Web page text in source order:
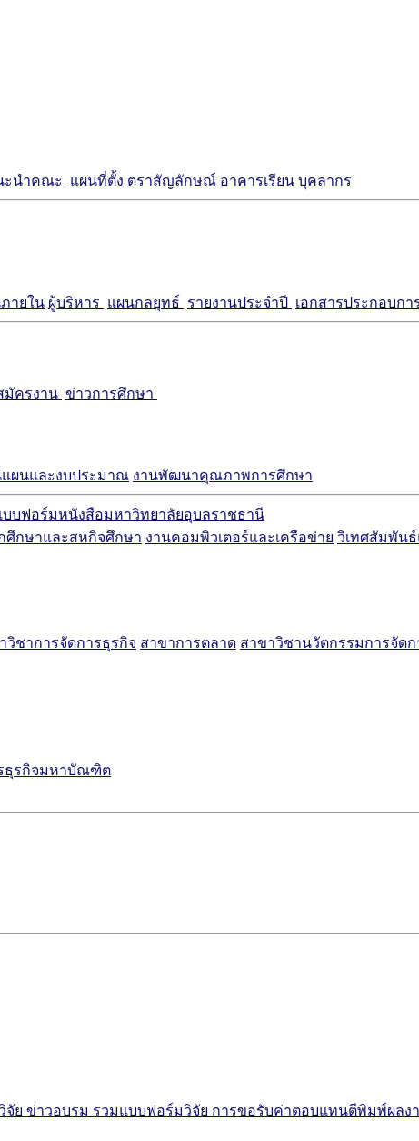
ะนำคณะ แผนที่ตั้ง ตราสัญลักษณ์ อาคารเรียน บุคลากร
ายใน ผู้บริหาร แผนกลยุทธ์ รายงานประจำปี เอกสารประกอบก
มัครงาน ข่าวการศึกษา
แผนและงบประมาณ งานพัฒนาคุณภาพการศึกษา
บบฟอร์มหนังสือมหาวิทยาลัยอุบลราชธานี
กษาและสหกิจศึกษา งานคอมพิวเตอร์และเครือข่าย วิเทศสัมพัน
วิชาการจัดการธุรกิจ สาขาการตลาด สาขาวิชานวัตกรรมการจัด
ธุรกิจมหาบัณฑิต
จัย ข่าวอบรม รวมแบบฟอร์มวิจัย การขอรับค่าตอบแทนตีพิมพ์ผลง